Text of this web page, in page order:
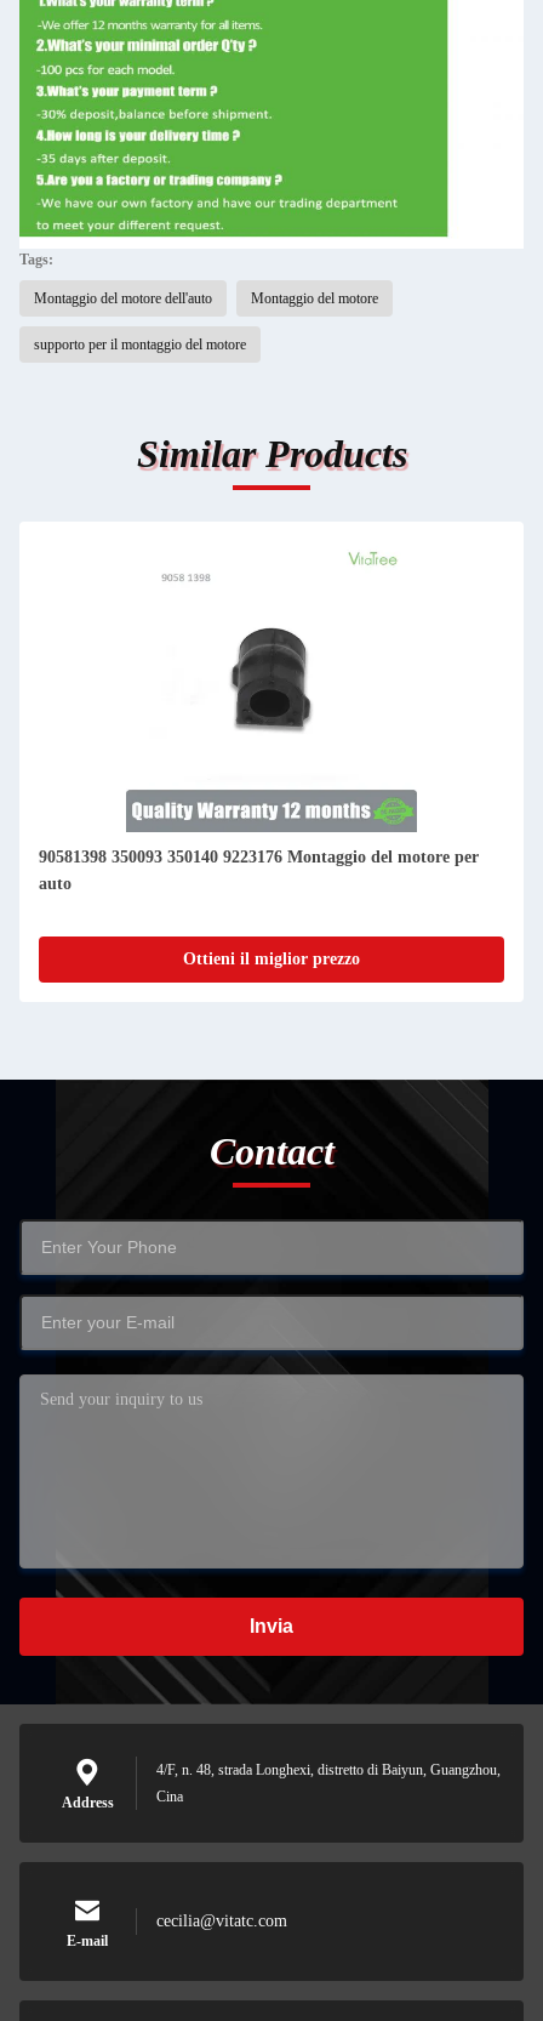
Tags:
Montaggio del motore dell'auto Montaggio del motore
supporto per il montaggio del motore
Similar Products
90581398 350093 350140 9223176 Montaggio del motore per
auto
Ottieni il miglior prezzo
Contact
Invia
Address
4/F, n. 48, strada Longhexi, distretto di Baiyun, Guangzhou,
Cina
E-mail
cecilia@vitatc.com